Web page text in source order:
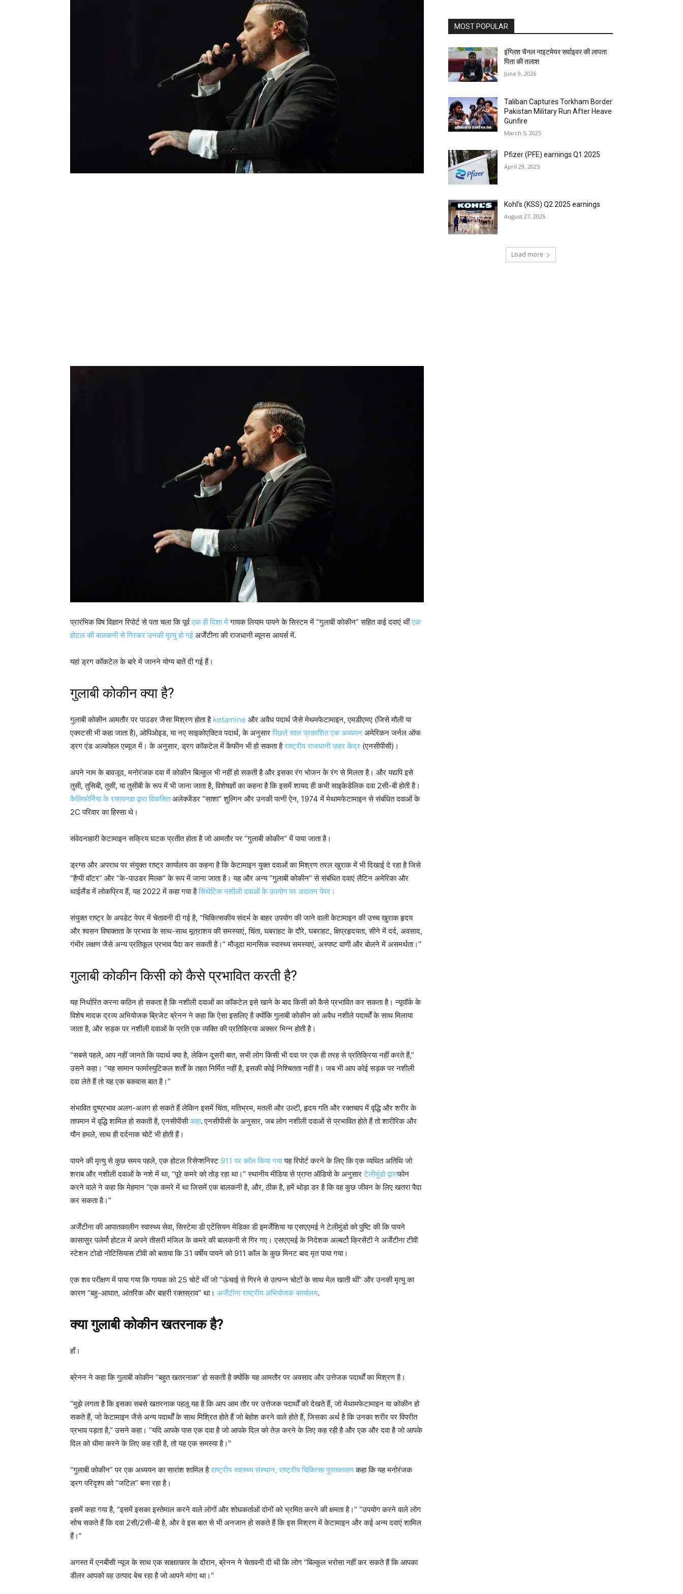
प्रारंभिक विष विज्ञान रिपोर्ट से पता चला कि पूर्वएक ही दिशा मेंगायक लियाम पायने के सिस्टम में “गुलाबी कोकीन” सहित कई दवाएं थींएक
होटल की बालकनी से गिरकर उनकी मृत्यु हो गई अर्जेंटीना की राजधानी ब्यूनस आयर्स में.
यहां ड्रग कॉकटेल के बारे में जानने योग्य बातें दी गई हैं।
गुलाबी कोकीन क्या है?
गुलाबी कोकीन आमतौर पर पाउडर जैसा मिश्रण होता है ketamine और अवैध पदार्थ जैसे मेथमफेटामाइन, एमडीएमए (जिसे मौली या
एक्स्टसी भी कहा जाता है), ओपिओइड, या नए साइकोएक्टिव पदार्थ, के अनुसारपिछले साल प्रकाशित एक अध्ययन अमेरिकन जर्नल ऑफ
ड्रग एंड अल्कोहल एब्यूज में। के अनुसार, ड्रग कॉकटेल में कैफीन भी हो सकता हैराष्ट्रीय राजधानी ज़हर केंद्र (एनसीपीसी)।
अपने नाम के बावजूद, मनोरंजक दवा में कोकीन बिल्कुल भी नहीं हो सकती है और इसका रंग भोजन के रंग से मिलता है। और यद्यपि इसे
तुसी, तुसिबी, तुसी, या तुसीबी के रूप में भी जाना जाता है, विशेषज्ञों का कहना है कि इसमें शायद ही कभी साइकेडेलिक दवा 2सी-बी होती है।
कैलिफोर्निया के रसायनज्ञ द्वारा विकसितअलेक्जेंडर “साशा” शुल्गिन और उनकी पत्नी ऐन, 1974 में मेथामफेटामाइन से संबंधित दवाओं के
2C परिवार का हिस्सा थे।
संवेदनाहारी केटामाइन सक्रिय घटक प्रतीत होता है जो आमतौर पर “गुलाबी कोकीन” में पाया जाता है।
ड्रग्स और अपराध पर संयुक्त राष्ट्र कार्यालय का कहना है कि केटामाइन युक्त दवाओं का मिश्रण तरल खुराक में भी दिखाई दे रहा है जिसे
“हैप्पी वॉटर” और “के-पाउडर मिल्क” के रूप में जाना जाता है। यह और अन्य “गुलाबी कोकीन” से संबंधित दवाएं लैटिन अमेरिका और
थाईलैंड में लोकप्रिय हैं, यह 2022 में कहा गया हैसिंथेटिक नशीली दवाओं के उपयोग पर अद्यतन पेपर।
संयुक्त राष्ट्र के अपडेट पेपर में चेतावनी दी गई है, “चिकित्सकीय संदर्भ के बाहर उपयोग की जाने वाली केटामाइन की उच्च खुराक हृदय
और श्वसन विषाक्तता के प्रभाव के साथ-साथ मूत्राशय की समस्याएं, चिंता, घबराहट के दौरे, घबराहट, क्षिप्रहृदयता, सीने में दर्द, अवसाद,
गंभीर लक्षण जैसे अन्य प्रतिकूल प्रभाव पैदा कर सकती है।” मौजूदा मानसिक स्वास्थ्य समस्याएं, अस्पष्ट वाणी और बोलने में असमर्थता।”
गुलाबी कोकीन किसी को कैसे प्रभावित करती है?
यह निर्धारित करना कठिन हो सकता है कि नशीली दवाओं का कॉकटेल इसे खाने के बाद किसी को कैसे प्रभावित कर सकता है। न्यूयॉर्क के
विशेष मादक द्रव्य अभियोजक ब्रिजेट ब्रेनन ने कहा कि ऐसा इसलिए है क्योंकि गुलाबी कोकीन को अवैध नशीले पदार्थों के साथ मिलाया
जाता है, और सड़क पर नशीली दवाओं के प्रति एक व्यक्ति की प्रतिक्रिया अक्सर भिन्न होती है।
“सबसे पहले, आप नहीं जानते कि पदार्थ क्या है, लेकिन दूसरी बात, सभी लोग किसी भी दवा पर एक ही तरह से प्रतिक्रिया नहीं करते हैं,”
उसने कहा। “यह सामान फार्मास्युटिकल शर्तों के तहत निर्मित नहीं है, इसकी कोई निश्चितता नहीं है। जब भी आप कोई सड़क पर नशीली
दवा लेते हैं तो यह एक बकवास बात है।”
संभावित दुष्प्रभाव अलग-अलग हो सकते हैं लेकिन इसमें चिंता, मतिभ्रम, मतली और उल्टी, हृदय गति और रक्तचाप में वृद्धि और शरीर के
तापमान में वृद्धि शामिल हो सकती है, एनसीपीसीकहा. एनसीपीसी के अनुसार, जब लोग नशीली दवाओं से प्रभावित होते हैं तो शारीरिक और
यौन हमले, साथ ही दर्दनाक चोटें भी होती हैं।
पायने की मृत्यु से कुछ समय पहले, एक होटल रिसेप्शनिस्ट 911 पर कॉल किया गयायह रिपोर्ट करने के लिए कि एक व्यथित अतिथि जो
शराब और नशीली दवाओं के नशे में था, “पूरे कमरे को तोड़ रहा था।” स्थानीय मीडिया से प्राप्त ऑडियो के अनुसारटेलीमुंडो द्वाराफोन
करने वाले ने कहा कि मेहमान “एक कमरे में था जिसमें एक बालकनी है, और, ठीक है, हमें थोड़ा डर है कि वह कुछ जीवन के लिए खतरा पैदा
कर सकता है।”
अर्जेंटीना की आपातकालीन स्वास्थ्य सेवा, सिस्टेमा डी एटेंसियन मेडिका डी इमर्जेंशिया या एसएएमई ने टेलीमुंडो को पुष्टि की कि पायने
कासासुर पलेर्मो होटल में अपने तीसरी मंजिल के कमरे की बालकनी से गिर गए। एसएएमई के निदेशक अल्बर्टो क्रिसेंटी ने अर्जेंटीना टीवी
स्टेशन टोडो नोटिसियास टीवी को बताया कि 31 वर्षीय पायने को 911 कॉल के कुछ मिनट बाद मृत पाया गया।
एक शव परीक्षण में पाया गया कि गायक को 25 चोटें थीं जो “ऊंचाई से गिरने से उत्पन्न चोटों के साथ मेल खाती थीं” और उनकी मृत्यु का
कारण “बहु-आघात, आंतरिक और बाहरी रक्तस्राव” था। अर्जेंटीना राष्ट्रीय अभियोजक कार्यालय.
क्या गुलाबी कोकीन खतरनाक है?
हाँ।
ब्रेनन ने कहा कि गुलाबी कोकीन “बहुत खतरनाक” हो सकती है क्योंकि यह आमतौर पर अवसाद और उत्तेजक पदार्थों का मिश्रण है।
“मुझे लगता है कि इसका सबसे खतरनाक पहलू यह है कि आप आम तौर पर उत्तेजक पदार्थों को देखते हैं, जो मेथामफेटामाइन या कोकीन हो
सकते हैं, जो केटामाइन जैसे अन्य पदार्थों के साथ मिश्रित होते हैं जो बेहोश करने वाले होते हैं, जिसका अर्थ है कि उनका शरीर पर विपरीत
प्रभाव पड़ता है,” उसने कहा। “यदि आपके पास एक दवा है जो आपके दिल को तेज़ करने के लिए कह रही है और एक और दवा है जो आपके
दिल को धीमा करने के लिए कह रही है, तो यह एक समस्या है।”
“गुलाबी कोकीन” पर एक अध्ययन का सारांश शामिल हैराष्ट्रीय स्वास्थ्य संस्थान, राष्ट्रीय चिकित्सा पुस्तकालयकहा कि यह मनोरंजक
ड्रग परिदृश्य को “जटिल” बना रहा है।
इसमें कहा गया है, “इसमें इसका इस्तेमाल करने वाले लोगों और शोधकर्ताओं दोनों को भ्रमित करने की क्षमता है।” “उपयोग करने वाले लोग
सोच सकते हैं कि दवा 2सी/2सी-बी है, और वे इस बात से भी अनजान हो सकते हैं कि इस मिश्रण में केटामाइन और कई अन्य दवाएं शामिल
हैं।”
अगस्त में एनबीसी न्यूज के साथ एक साक्षात्कार के दौरान, ब्रेनन ने चेतावनी दी थी कि लोग “बिल्कुल भरोसा नहीं कर सकते हैं कि आपका
डीलर आपको वह उत्पाद बेच रहा है जो आपने मांगा था।”
MOST POPULAR
इंग्लिश चैनल नाइटमेयर सर्वाइवर की लापता
पिता की तलाश
June 9, 2026
Taliban Captures Torkham Border
Pakistan Military Run After Heave
Gunfire
March 5, 2025
Pfizer (PFE) earnings Q1 2025
April 29, 2025
Kohl’s (KSS) Q2 2025 earnings
August 27, 2025
Load more